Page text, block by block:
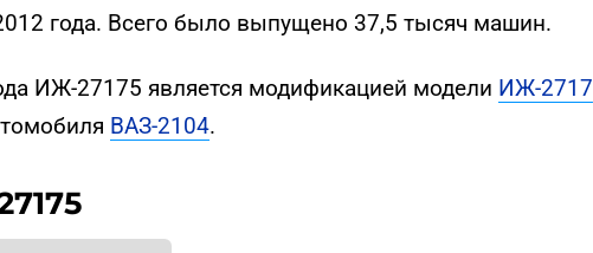
года. Всего было выпущено 37,5 тысяч машин.
ИЖ-27175 является модификацией модели ИЖ-2717
ВАЗ-2104.